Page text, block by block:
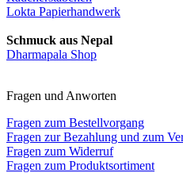
Lokta Papierhandwerk
Schmuck aus Nepal
Dharmapala Shop
Fragen und Anworten
Fragen zum Bestellvorgang
Fragen zur Bezahlung und zum
Fragen zum Widerruf
Fragen zum Produktsortiment